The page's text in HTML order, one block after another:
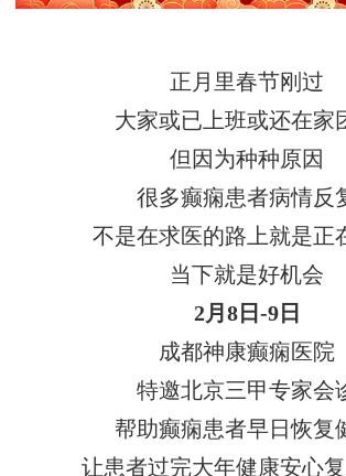
正月里春节刚过
大家或已上班或还在家
但因为种种原因
很多癫痫患者病情反
不是在求医的路上就是正
当下就是好机会
2月 8日-9日
成都神康癫痫医院
特邀北京三甲专家会
帮助癫痫患者早日恢复
让患者过完大年健康安心